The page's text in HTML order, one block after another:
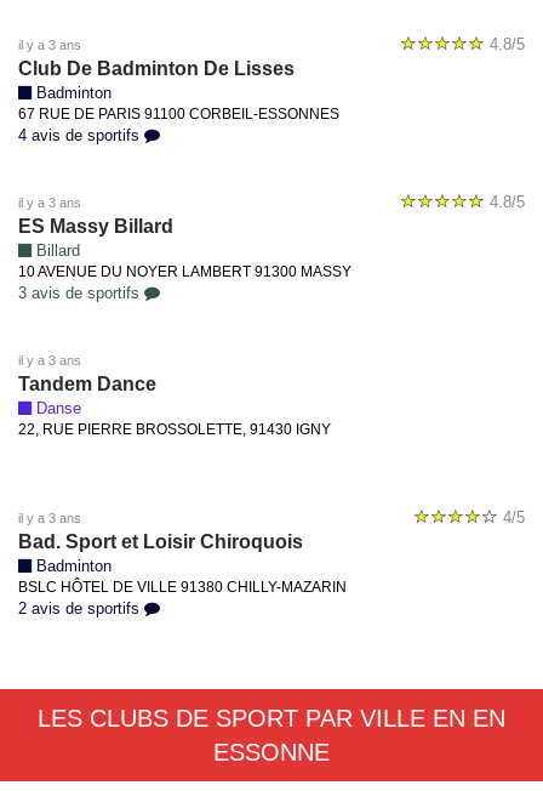
il y a 3 ans 4.8/5
Club De Badminton De Lisses
Badminton
67 RUE DE PARIS 91100 CORBEIL-ESSONNES
4 avis de sportifs
il y a 3 ans 4.8/5
ES Massy Billard
Billard
10 AVENUE DU NOYER LAMBERT 91300 MASSY
3 avis de sportifs
il y a 3 ans
Tandem Dance
Danse
22, RUE PIERRE BROSSOLETTE, 91430 IGNY
il y a 3 ans 4/5
Bad. Sport et Loisir Chiroquois
Badminton
BSLC HÔTEL DE VILLE 91380 CHILLY-MAZARIN
2 avis de sportifs
LES CLUBS DE SPORT PAR VILLE EN EN
ESSONNE